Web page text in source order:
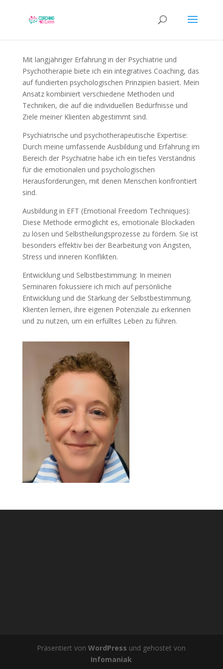
Mit langjähriger Erfahrung in der Psychiatrie und
Psychotherapie biete ich ein integratives Coaching, das
auf fundierten psychologischen Prinzipien basiert. Mein
Ansatz kombiniert verschiedene Methoden und
Techniken, die auf die individuellen Bedürfnisse und
Ziele meiner Klienten abgestimmt sind.
Psychiatrische und psychotherapeutische Expertise:
Durch meine umfassende Ausbildung und Erfahrung im
Bereich der Psychiatrie habe ich ein tiefes Verständnis
für die emotionalen und psychologischen
Herausforderungen, mit denen Menschen konfrontiert
sind.
Ausbildung in EFT (Emotional Freedom Techniques):
Diese Methode ermöglicht es, emotionale Blockaden
zu lösen und Selbstheilungsprozesse zu fördern. Sie ist
besonders effektiv bei der Bearbeitung von Ängsten,
Stress und inneren Konflikten.
Entwicklung und Selbstbestimmung: In meinen
Seminaren fokussiere ich mich auf persönliche
Entwicklung und die Stärkung der Selbstbestimmung.
Klienten lernen, ihre eigenen Potenziale zu erkennen
und zu nutzen, um ein erfülltes Leben zu führen.
Präsentiert vonWordPress und gehostet von
Infomaniak